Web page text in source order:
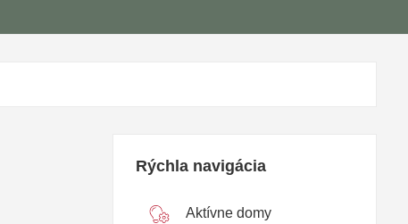
Rýchla navigácia
Aktívne domy